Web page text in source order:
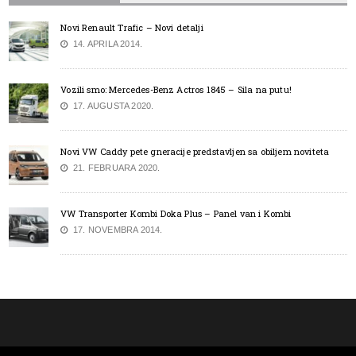
Novi Renault Trafic – Novi detalji
14. APRILA 2014.
Vozili smo: Mercedes-Benz Actros 1845 – Sila na putu!
17. AUGUSTA 2020.
Novi VW Caddy pete gneracije predstavljen sa obiljem noviteta
21. FEBRUARA 2020.
VW Transporter Kombi Doka Plus – Panel van i Kombi
17. NOVEMBRA 2014.